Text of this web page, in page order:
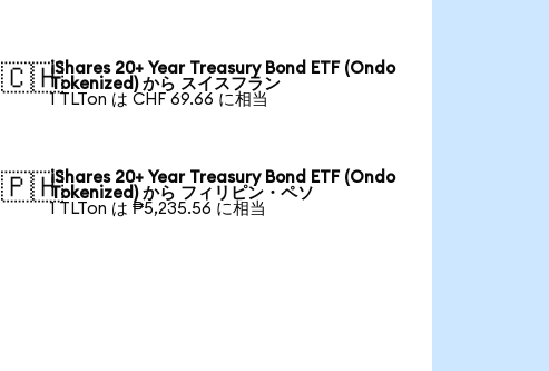
🇨🇭iShares 20+ Year Treasury Bond ETF (Ondo
Tokenized) から スイスフラン
1 TLTon は CHF 69.66 に相当
🇵🇭iShares 20+ Year Treasury Bond ETF (Ondo
Tokenized) から フィリピン・ペソ
1 TLTon は ₱5,235.56 に相当